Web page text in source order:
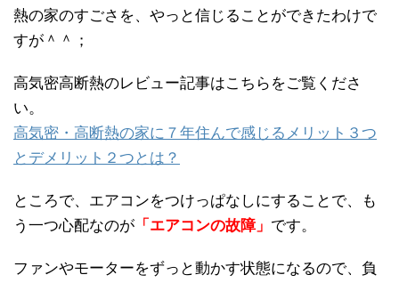
熱の家のすごさを、やっと信じることができたわけで
すが＾＾；
高気密高断熱のレビュー記事はこちらをご覧くださ
い。
高気密・高断熱の家に７年住んで感じるメリット３つ
とデメリット２つとは？
ところで、エアコンをつけっぱなしにすることで、も
う一つ心配なのが 「エアコンの故障」 です。
ファンやモーターをずっと動かす状態になるので、負